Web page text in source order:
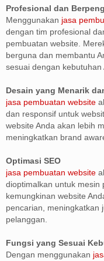
Profesional dan
Menggunakan jasa
dengan tim profesional
pembuatan website.
berguna dan membantu
sesuai dengan kebutuhan
Desain yang Menarik
jasa pembuatan website
dan responsif untuk
website Anda akan lebih
meningkatkan brand
Optimasi SEO
jasa pembuatan website
dioptimalkan untuk mesin
kemungkinan website
pencarian, meningkatkan
pelanggan.
Fungsi yang Sesuai
Dengan menggunakan